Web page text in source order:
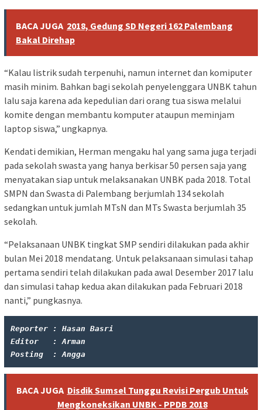
BACA JUGA 2018, Gedung SD Negeri 162 Palembang
Bakal Direhap
“Kalau listrik sudah terpenuhi, namun internet dan komiputer
masih minim. Bahkan bagi sekolah penyelenggara UNBK tahun
lalu saja karena ada kepedulian dari orang tua siswa melalui
komite dengan membantu komputer ataupun meminjam
laptop siswa,” ungkapnya.
Kendati demikian, Herman mengaku hal yang sama juga terjadi
pada sekolah swasta yang hanya berkisar 50 persen saja yang
menyatakan siap untuk melaksanakan UNBK pada 2018. Total
SMPN dan Swasta di Palembang berjumlah 134 sekolah
sedangkan untuk jumlah MTsN dan MTs Swasta berjumlah 35
sekolah.
“Pelaksanaan UNBK tingkat SMP sendiri dilakukan pada akhir
bulan Mei 2018 mendatang. Untuk pelaksanaan simulasi tahap
pertama sendiri telah dilakukan pada awal Desember 2017 lalu
dan simulasi tahap kedua akan dilakukan pada Februari 2018
nanti,” pungkasnya.
Reporter : Hasan Basri
Editor   : Arman
Posting  : Angga
BACA JUGA Disdik Sumsel Tunggu Revisi Pergub Untuk
Mengkoneksikan UNBK - PPDB 2018